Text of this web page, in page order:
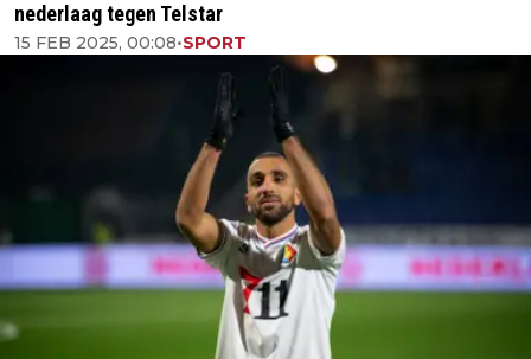
nederlaag tegen Telstar
15 FEB 2025, 00:08•SPORT